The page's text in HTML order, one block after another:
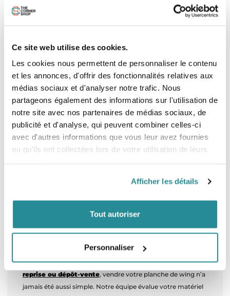
Ce site web utilise des cookies.
Les cookies nous permettent de personnaliser le contenu
et les annonces, d'offrir des fonctionnalités relatives aux
médias sociaux et d'analyser notre trafic. Nous
partageons également des informations sur l'utilisation de
notre site avec nos partenaires de médias sociaux, de
publicité et d'analyse, qui peuvent combiner celles-ci
avec d'autres informations que vous leur avez fournies
ou qu'ils ont collectées lors de votre utilisation de leurs
Afficher les détails
Tout autoriser
Personnaliser
pour tous les riders
vos tricks, ou board lightwind pour voler tôt.
Dans notre boutique, vous accédez aux meilleures
marques du marché à prix réduit pour votre planche de
wing foil d'occasion : F-One, Duotone, Armstrong, North,
Slingshot…
Complétez votre équipement
facilement
Découvrez aussi notre sélection defoils occasion, ailes de
wing occasionetkitesurf occasionpour compléter votre
Vendez votre ancienne planche avec
The Corner Shop
Prêt à changer de matériel ? Grâce à notre service de
reprise ou dépôt-vente, vendre votre planche de wing n’a
jamais été aussi simple. Notre équipe évalue votre matériel